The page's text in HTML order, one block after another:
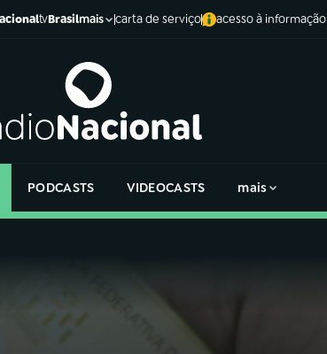
tvBrasilmais carta de serviço acesso à informação
PODCASTS VIDEOCASTS mais